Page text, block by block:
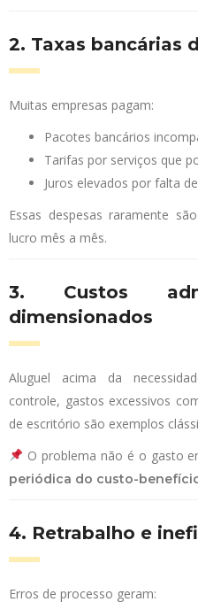
2. Taxas bancárias
Muitas empresas pagam:
Pacotes bancários
Tarifas por serviços que
Juros elevados por falta
Essas despesas raramente
lucro mês a mês.
3. Custos
dimensionados
Aluguel acima da
controle, gastos excessivos
de escritório são exemplos
O problema não é o gasto
periódica do custo-
4. Retrabalho e
Erros de processo geram: